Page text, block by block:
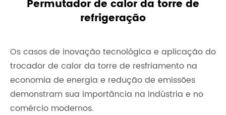
Permutador de calor da torre de
refrigeração
Os casos de inovação tecnológica e aplicação do
trocador de calor da torre de resfriamento na
economia de energia e redução de emissões
demonstram sua importância na indústria e no
comércio modernos.